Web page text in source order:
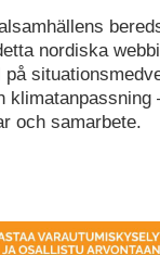
nordiska
klimatanpassning
och samarbete.